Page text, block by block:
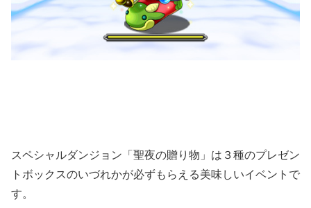
スペシャルダンジョン「聖夜の贈り物」は３種のプレゼン
トボックスのいづれかが必ずもらえる美味しいイベントで
す。